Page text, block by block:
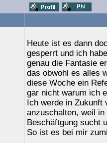
Heute ist es dann
gesperrt und ich
genau die Fantasie
das obwohl es alles
diese Woche ein
gar nicht warum ich
Ich werde in Zukunft
anzuschalten, weil
Beschäftgung sucht
So ist es bei mir